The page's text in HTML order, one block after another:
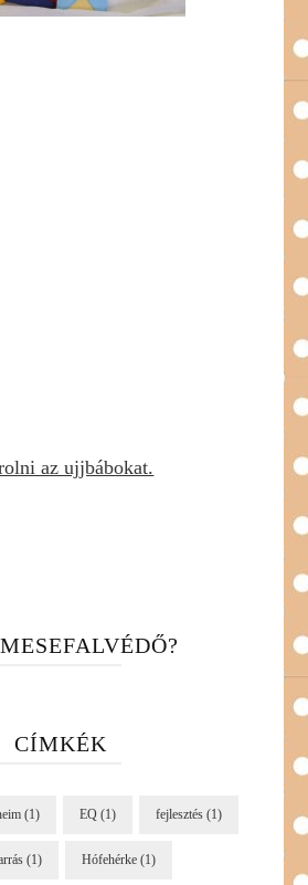
az ujjbábokat.
CÍMKÉK
(1) EQ (1) fejlesztés (1)
(1) Hófehérke (1)